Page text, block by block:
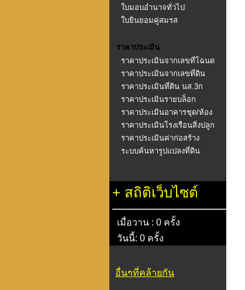
ใบมอบอำนาจทั่วไป
ใบยินยอมคู่สมรส
ราคาประเมิน
ราคาประเมินจากเลขที่โฉนด
ราคาประเมินจากเลขที่ดิน
ราคาประเมินที่ดิน นส.3ก
ราคาประเมินรายบล็อก
ราคาประเมินอาคารชุด/ห้อง
ราคาประเมินโรงเรือนสิ่งปลูก
สร้างราคาประเมินค่าก่อสร้าง
อาคาร พ.ศ.2558
ระบบค้นหารูปแปลงที่ดิน
+ สถิติเว็บไซต์
เมื่อวาน : 0 ครั้ง
วันนี้: 0 ครั้ง
อื่นๆที่คล้ายกัน